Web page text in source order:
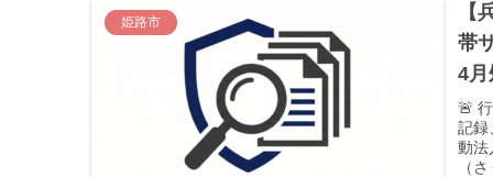
姫路市
【
帯
4月
🚨
記録
動法
（